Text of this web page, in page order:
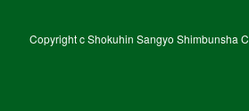
WEB
Copyright c Shokuhin Sangyo Shimbunsha